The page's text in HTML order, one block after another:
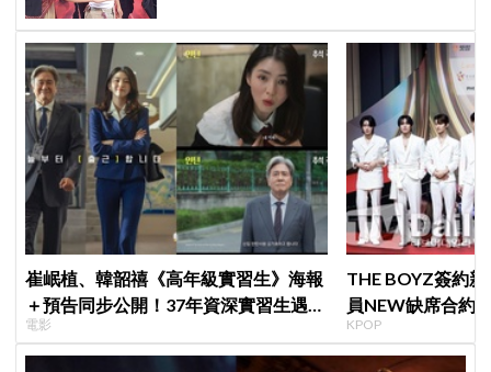
崔岷植、韓韶禧《高年級實習生》海報
＋預告同步公開！37年資深實習生遇上
美女CEO
電影
THE BOYZ簽約
員NEW缺席合約
篇章
KPOP